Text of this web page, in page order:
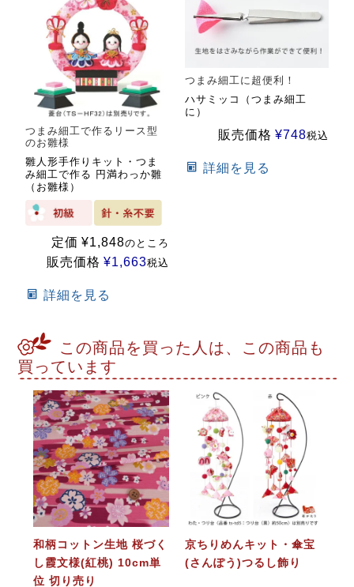
つまみ細工で作るリース型
のお雛様
雛人形手作りキット・つま
み細工で作る 円満わっか雛
（お雛様）
定価 ¥1,848のところ
販売価格 ¥1,663税込
詳細を見る
つまみ細工に超便利！
ハサミッコ（つまみ細工
に）
販売価格 ¥748税込
詳細を見る
この商品を買った人は、この商品も
買っています
和柄コットン生地 桜づく
し霞文様(紅桃) 10cm単
位 切り売り
京ちりめんキット・傘宝
(さんぽう)つるし飾り